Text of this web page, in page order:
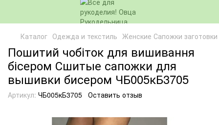
Каталог Одежда и текстиль Женские Сапожки заготовки
Пошитий чобіток для вишивання
бісером Сшитые сапожки для
вышивки бисером ЧБ005кБ3705
Артикул: ЧБ005кБ3705 Оставить отзыв